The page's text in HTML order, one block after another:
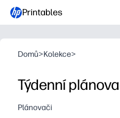
Printables
Domů>Kolekce>
Týdenní
Plánovači